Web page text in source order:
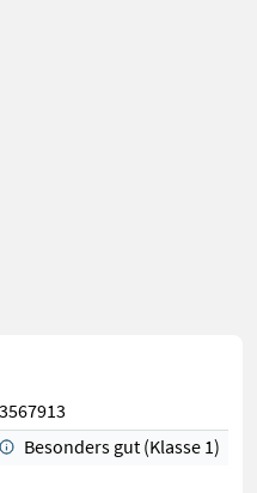
3567913
Besonders gut (Klasse 1)